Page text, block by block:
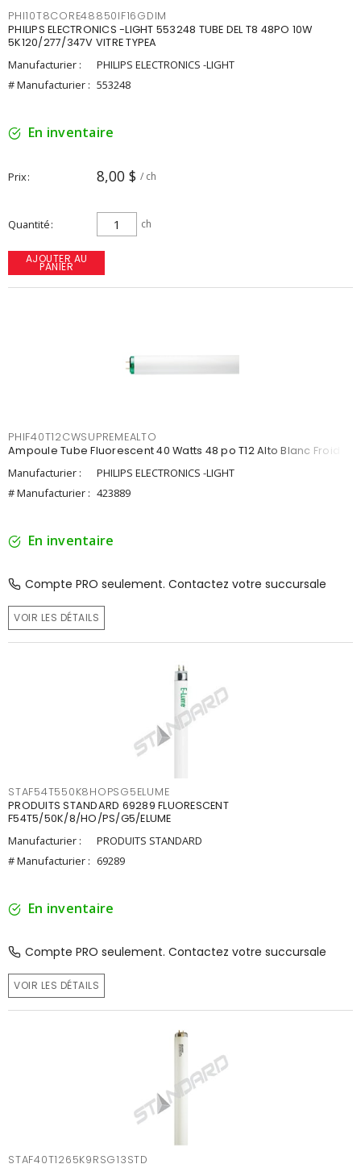
PHI10T8CORE48850IF16GDIM
PHILIPS ELECTRONICS -LIGHT 553248 TUBE DEL T8 48PO 10W
5K120/277/347V VITRE TYPEA
Manufacturier :
PHILIPS ELECTRONICS -LIGHT
# Manufacturier : 553248
En inventaire
Prix 8,00 $ / ch
Quantité ch
AJOUTER AU
PANIER
PHIF40T12CWSUPREMEALTO
Ampoule Tube Fluorescent 40 Watts 48 po T12 Alto Blanc Froid
Manufacturier :
PHILIPS ELECTRONICS -LIGHT
# Manufacturier : 423889
En inventaire
Compte PRO seulement. Contactez votre succursale
VOIR LES DÉTAILS
STAF54T550K8HOPSG5ELUME
PRODUITS STANDARD 69289 FLUORESCENT
F54T5/50K/8/HO/PS/G5/ELUME
Manufacturier :
PRODUITS STANDARD
# Manufacturier : 69289
En inventaire
Compte PRO seulement. Contactez votre succursale
VOIR LES DÉTAILS
STAF40T1265K9RSG13STD